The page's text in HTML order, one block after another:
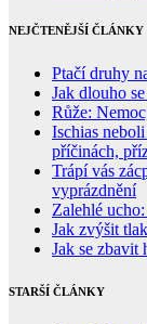
NEJČTENĚJŠÍ ČLÁNKY
Ptačí druhy
Jak dlouho
Růže:
Ischias
příčinách,
Trápí vás
vyprázdnění
Zalehlé
Jak zvýšit
Jak se zbavit
STARŠÍ ČLÁNKY